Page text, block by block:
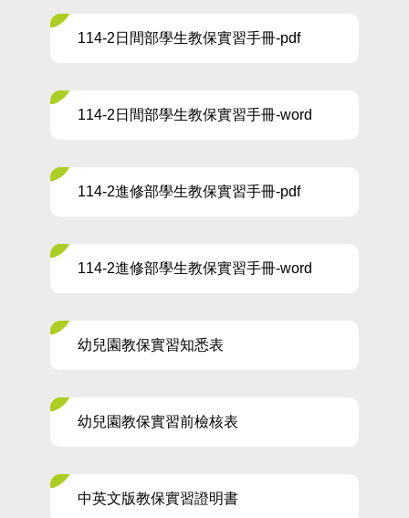
114-2日間部學生教保實習手冊-pdf
114-2日間部學生教保實習手冊-word
114-2進修部學生教保實習手冊-pdf
114-2進修部學生教保實習手冊-word
幼兒園教保實習知悉表
幼兒園教保實習前檢核表
中英文版教保實習證明書